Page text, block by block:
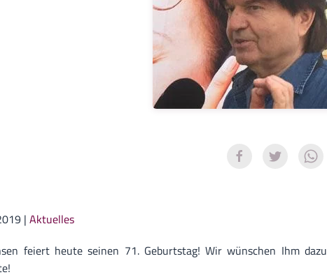
| Aktuelles
feiert heute seinen 71. Geburtstag! Wir wünschen Ihm dazu